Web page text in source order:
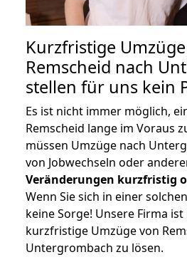
Kurzfristige
Remscheid nach
stellen für uns kein
Es ist nicht immer möglich,
Remscheid lange im Voraus
müssen Umzüge nach
von Jobwechseln oder
Veränderungen kurzfristig
Wenn Sie sich in einer
keine Sorge! Unsere Firma
kurzfristige Umzüge von
Untergrombach zu lösen.